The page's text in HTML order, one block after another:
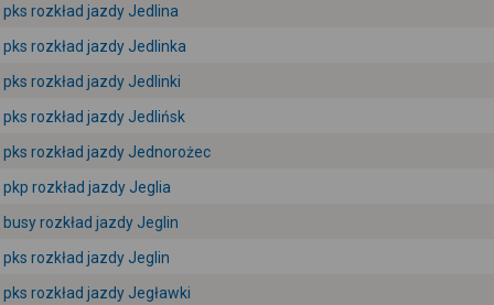
pks rozkład jazdy Jedlina
pks rozkład jazdy Jedlinka
pks rozkład jazdy Jedlinki
pks rozkład jazdy Jedlińsk
pks rozkład jazdy Jednorożec
pkp rozkład jazdy Jeglia
busy rozkład jazdy Jeglin
pks rozkład jazdy Jeglin
pks rozkład jazdy Jegławki